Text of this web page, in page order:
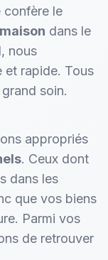
confère le
dans le
nous
et rapide. Tous
soin.
appropriés
. Ceux dont
dans les
que vos biens
Parmi vos
de retrouver